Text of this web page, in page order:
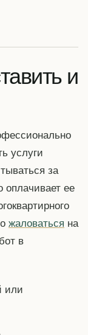
и
услуги
за
оплачивает ее
жаловаться на
в
или